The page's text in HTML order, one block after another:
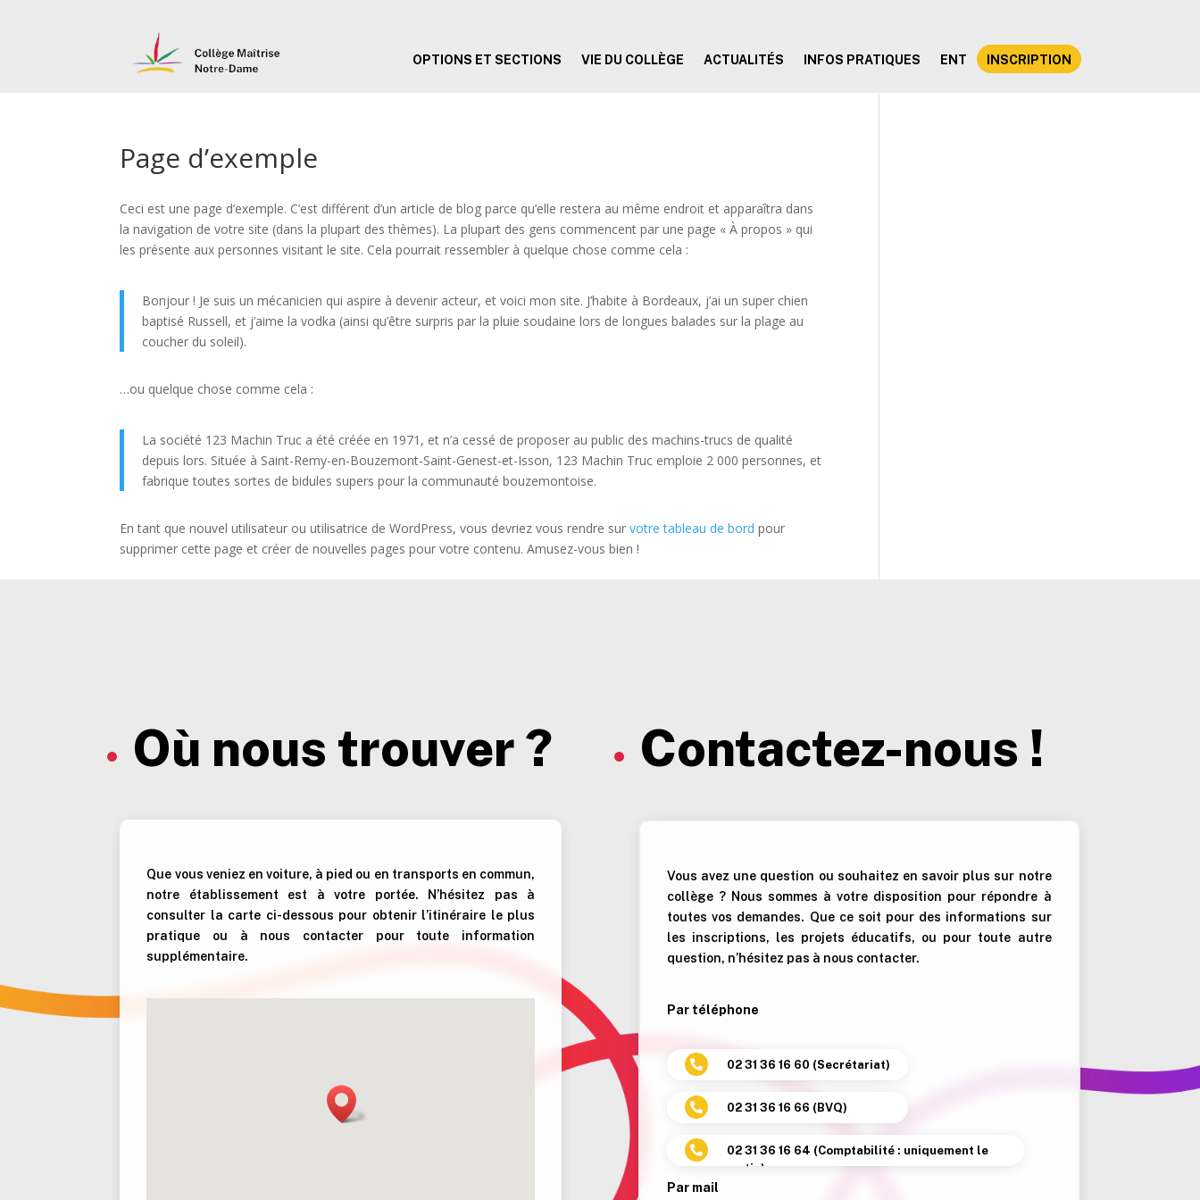
OPTIONS ET SECTIONS VIE DU COLLÈGE ACTUALITÉS INFOS PRATIQUES ENT INSCRIPTION
Page d’exemple
Ceci est une page d’exemple. C’est différent d’un article de blog parce qu’elle restera au même endroit et apparaîtra dans
la navigation de votre site (dans la plupart des thèmes). La plupart des gens commencent par une page « À propos » qui
les présente aux personnes visitant le site. Cela pourrait ressembler à quelque chose comme cela :
Bonjour ! Je suis un mécanicien qui aspire à devenir acteur, et voici mon site. J’habite à Bordeaux, j’ai un super chien
baptisé Russell, et j’aime la vodka (ainsi qu’être surpris par la pluie soudaine lors de longues balades sur la plage au
coucher du soleil).
…ou quelque chose comme cela :
La société 123 Machin Truc a été créée en 1971, et n’a cessé de proposer au public des machins-trucs de qualité
depuis lors. Située à Saint-Remy-en-Bouzemont-Saint-Genest-et-Isson, 123 Machin Truc emploie 2 000 personnes, et
fabrique toutes sortes de bidules supers pour la communauté bouzemontoise.
En tant que nouvel utilisateur ou utilisatrice de WordPress, vous devriez vous rendre survotre tableau de bord pour
supprimer cette page et créer de nouvelles pages pour votre contenu. Amusez-vous bien !
Où nous trouver ? Contactez-nous !
Que vous veniez en voiture, à pied ou en transports en commun,
notre établissement est à votre portée.
N’hésitez pas à
consulter la carte ci-dessous pour obtenir l’itinéraire le plus
pratique ou à nous contacter pour toute information
supplémentaire.
Vous avez une question ou souhaitez en savoir plus sur notre
collège ? Nous sommes à votre disposition pour répondre à
toutes vos demandes. Que ce soit pour des informations sur
les inscriptions, les projets éducatifs, ou pour toute autre
question, n’hésitez pas à nous contacter.
Par téléphone
 02 31 36 16 60 (Secrétariat)
 02 31 36 16 66 (BVQ)

02 31 36 16 64 (Comptabilité : uniquement le
matin)
Par mail